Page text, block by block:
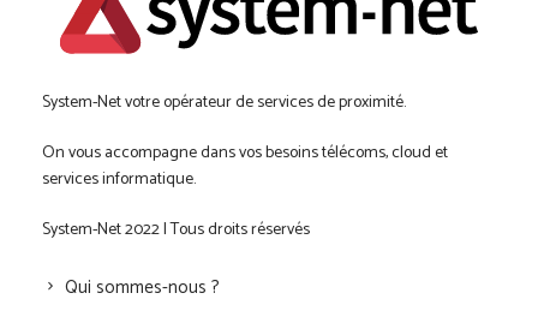
System-Net votre opérateur de services de proximité.
On vous accompagne dans vos besoins télécoms, cloud et
services informatique.
System-Net 2022 | Tous droits réservés
Qui sommes-nous ?